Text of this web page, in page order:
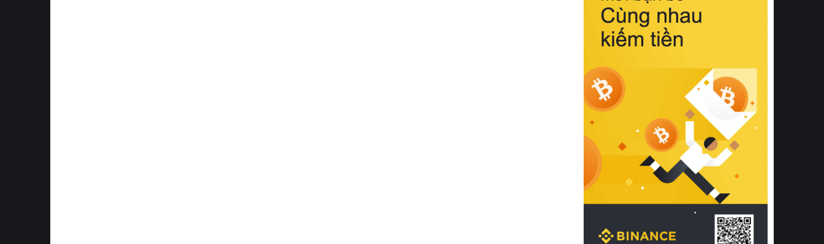
cột sống.
Bên cạnh đó, việc lựa chọn các dòng
sản phẩm đạt chuẩn chất lượng quốc
tế còn giúp ngăn ngừa tình trạng kích
khuẩn và nấm mốc trong điều kiện
thời tiết nóng ẩm. Bạn có thể tìm hiểu
thêm các nghiên cứu khoa học về tác
động của giấc ngủ và môi trường
phòng ngủ đối với sức khỏe con
người tại Sleep Foundation (External
Link) để có cái nhìn toàn diện hơn.
2. Các tiêu chí vàng khi lựa chọn
chăn ga gối đệm cao cấp cho phòng
ngủ
Để sở hữu một bộ chăn ga gối đệm
cao cấp hoàn hảo cả về thẩm mỹ lẫn
công năng, người tiêu dùng cần cân
nhắc kỹ lưỡng các tiêu chí quan trọng